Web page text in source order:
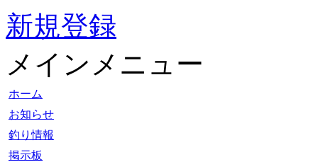
新規登録
メインメニュー
ホーム
お知らせ
釣り情報
掲示板